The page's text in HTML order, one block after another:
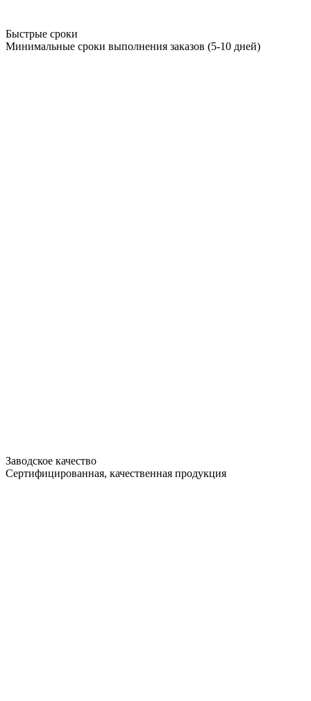
Быстрые сроки
Минимальные сроки выполнения заказов (5-10 дней)
Заводское качество
Сертифицированная, качественная продукция